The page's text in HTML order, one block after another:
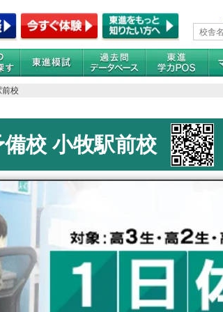
前校
校 小牧駅前校